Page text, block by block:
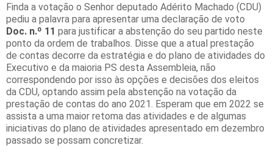
Finda a votação o Senhor deputado Adérito Machado (CDU)
pediu a palavra para apresentar uma declaração de voto
Doc. n.º 11 para justificar a abstenção do seu partido neste
ponto da ordem de trabalhos. Disse que a atual prestação
de contas decorre da estratégia e do plano de atividades do
Executivo e da maioria PS desta Assembleia, não
correspondendo por isso às opções e decisões dos eleitos
da CDU, optando assim pela abstenção na votação da
prestação de contas do ano 2021. Esperam que em 2022 se
assista a uma maior retoma das atividades e de algumas
iniciativas do plano de atividades apresentado em dezembro
passado se possam concretizar.